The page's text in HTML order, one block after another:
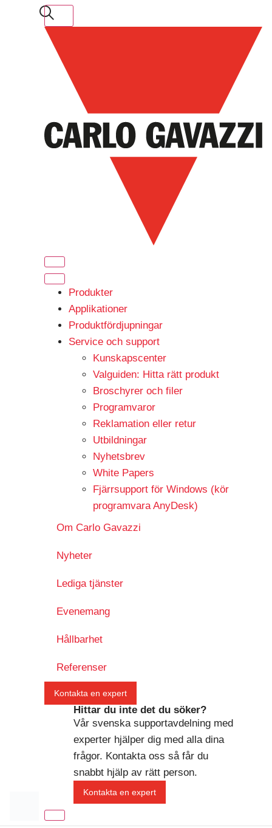
Produkter
Applikationer
Produktfördjupningar
Service och support
Kunskapscenter
Valguiden: Hitta rätt produkt
Broschyrer och filer
Programvaror
Reklamation eller retur
Utbildningar
Nyhetsbrev
White Papers
Fjärrsupport för Windows (kör
programvara AnyDesk)
Om Carlo Gavazzi
Nyheter
Lediga tjänster
Evenemang
Hållbarhet
Referenser
Kontakta en expert
Hittar du inte det du söker?
Vår svenska supportavdelning med
experter hjälper dig med alla dina
frågor. Kontakta oss så får du
snabbt hjälp av rätt person.
Kontakta en expert